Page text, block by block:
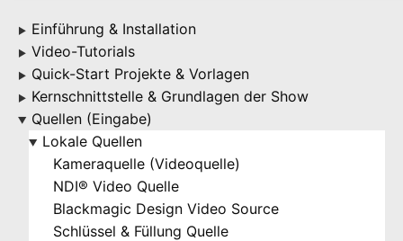
▶ Einführung & Installation
▶ Video-Tutorials
▶ Quick-Start Projekte & Vorlagen
▶ Kernschnittstelle & Grundlagen der Show
▶ Quellen (Eingabe)
▶
Lokale Quellen
Kameraquelle (Videoquelle)
NDI® Video Quelle
Blackmagic Design Video Source
Schlüssel & Füllung Quelle